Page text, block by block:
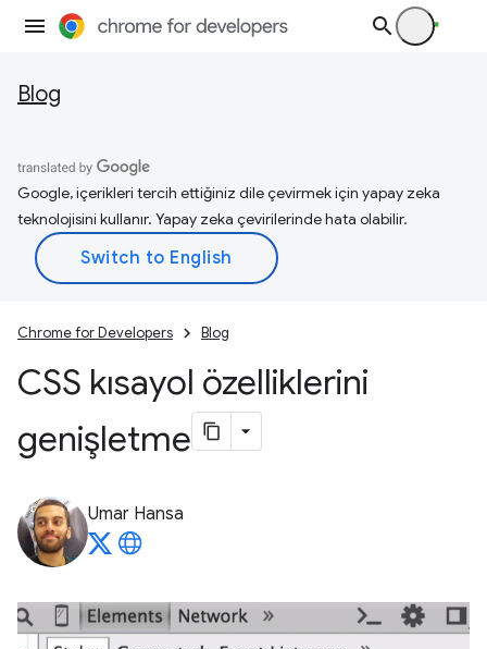
Blog
Google, içerikleri tercih ettiğiniz dile çevirmek için yapay zeka
teknolojisini kullanır. Yapay zeka çevirilerinde hata olabilir.
Chrome for Developers Blog
CSS kısayol özelliklerini
genişletme
Umar Hansa